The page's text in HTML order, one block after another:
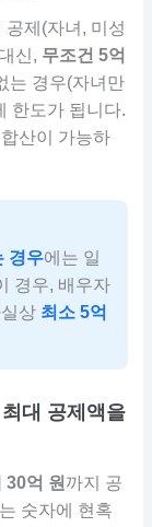
제(자녀, 미성
신, 무조건 5억
는 경우(자녀만
한도가 됩니다.
산이 가능하
경우에는 일
경우, 배우자
상 최소 5억
대 공제액을
30억 원 까지 공
숫자에 현혹